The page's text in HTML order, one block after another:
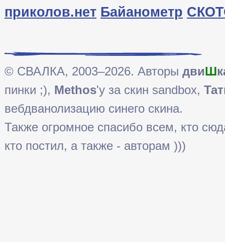
приколов.нет Байанометр
© СВАЛКА, 2003–2026. Авторы двиШ
пинки ;), Methos'у за скин sandbox,
вебдванолизацию синего скина.
Также огромное спасибо всем, кто
кто постил, а также - авторам )))